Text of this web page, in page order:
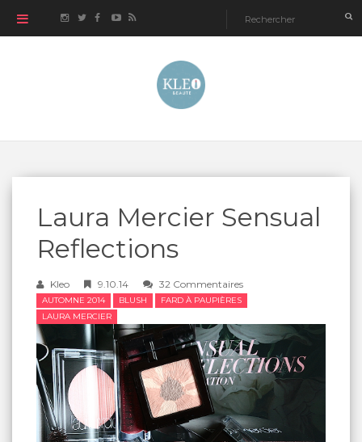
Laura Mercier Sensual
Reflections
Kleo 9.10.14 32 Commentaires
AUTOMNE 2014 BLUSH
FARD À PAUPIÈRES
LAURA MERCIER